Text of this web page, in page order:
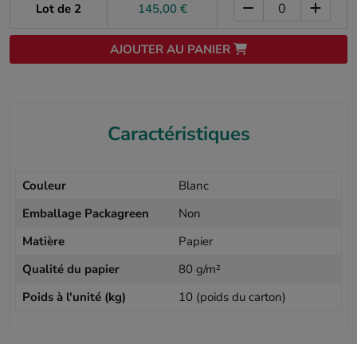
Lot de 2 145,00 €
AJOUTER AU PANIER
Caractéristiques
Couleur
Blanc
Emballage Packagreen
Non
Matière
Papier
Qualité du papier
80 g/m²
Poids à l'unité (kg)
10 (poids du carton)